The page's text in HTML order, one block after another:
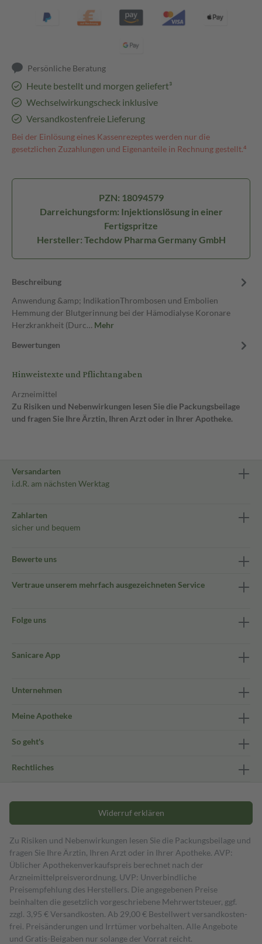
Persönliche Beratung
Heute bestellt und morgen geliefert³
Wechselwirkungscheck inklusive
Versandkostenfreie Lieferung
Bei der Einlösung eines Kassenrezeptes werden nur die
gesetzlichen Zuzahlungen und Eigenanteile in Rechnung gestellt.⁴
PZN: 18094579
Darreichungsform: Injektionslösung in einer
Fertigspritze
Hersteller: Techdow Pharma Germany GmbH
Beschreibung
Anwendung &amp; IndikationThrombosen und Embolien
Hemmung der Blutgerinnung bei der Hämodialyse Koronare
Herzkrankheit (Durc… Mehr
Bewertungen
Hinweistexte und Pflichtangaben
Arzneimittel
Zu Risiken und Nebenwirkungen lesen Sie die Packungsbeilage
und fragen Sie Ihre Ärztin, Ihren Arzt oder in Ihrer Apotheke.
Versandarten
i.d.R. am nächsten Werktag
Zahlarten
sicher und bequem
Bewerte uns
Vertraue unserem mehrfach ausgezeichneten Service
Folge uns
Sanicare App
Unternehmen
Meine Apotheke
So geht's
Rechtliches
Widerruf erklären
Zu Risiken und Nebenwirkungen lesen Sie die Packungsbeilage und
fragen Sie Ihre Ärztin, Ihren Arzt oder in Ihrer Apotheke. AVP:
Üblicher Apothekenverkaufspreis berechnet nach der
Arzneimittelpreisverordnung. UVP: Unverbindliche
Preisempfehlung des Herstellers. Die angegebenen Preise
beinhalten die gesetzlich vorgeschriebene Mehrwertsteuer, ggf.
zzgl. 3,95 € Versandkosten. Ab 29,00 € Bestell­wert versand­kosten­
frei. Preisänderungen und Irrtümer vorbehalten. Alle Angebote
und Gratis-Beigaben nur solange der Vorrat reicht.